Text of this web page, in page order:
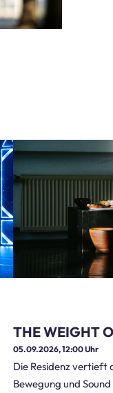
THE WEIGHT
05.09.2026, 12:00Uhr
Die Residenz vertieft
Bewegung und